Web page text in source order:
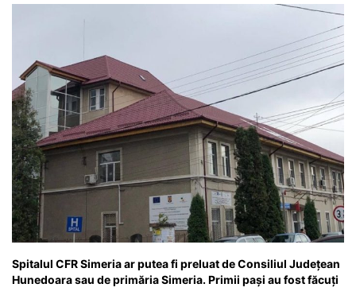
Spitalul CFR Simeria ar putea fi preluat de Consiliul Județean
Hunedoara sau de primăria Simeria. Primii pași au fost făcuți